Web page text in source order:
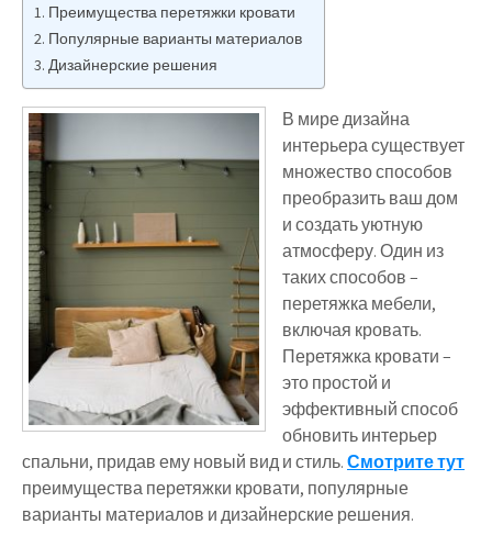
Преимущества перетяжки кровати
Популярные варианты материалов
Дизайнерские решения
В мире дизайна
интерьера существует
множество способов
преобразить ваш дом
и создать уютную
атмосферу. Один из
таких способов –
перетяжка мебели,
включая кровать.
Перетяжка кровати –
это простой и
эффективный способ
обновить интерьер
спальни, придав ему новый вид и стиль.Смотрите тут
преимущества перетяжки кровати, популярные
варианты материалов и дизайнерские решения.